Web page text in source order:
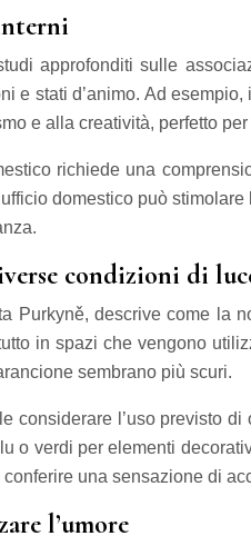
approfonditi sulle
e stati d’animo. Ad
e alla creatività, perfetto
richiede una
domestico può
condizioni di
Purkyně, descrive come
in spazi che vengono
sembrano più scuri.
considerare l’uso
o verdi per elementi
una sensazione di
l’umore